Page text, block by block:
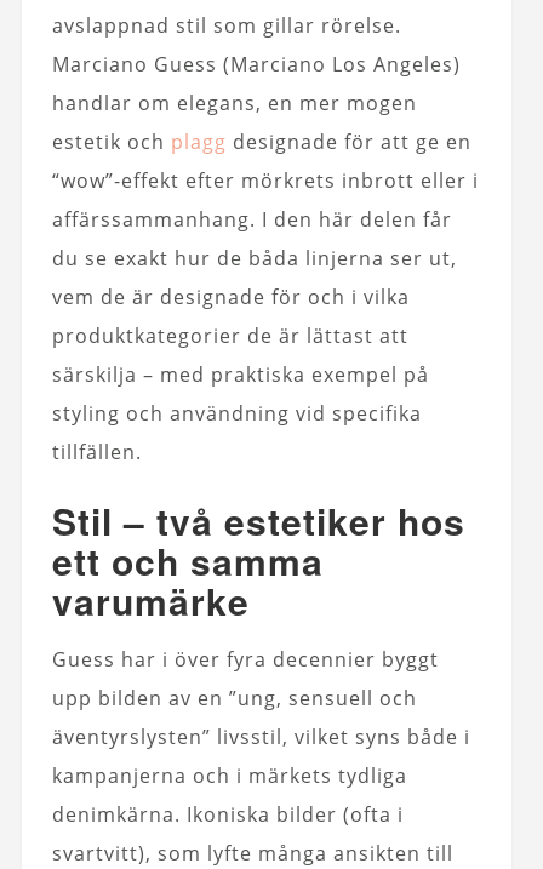
avslappnad stil som gillar rörelse.
Marciano Guess (Marciano Los Angeles)
handlar om elegans, en mer mogen
estetik och plagg designade för att ge en
“wow”-effekt efter mörkrets inbrott eller i
affärssammanhang. I den här delen får
du se exakt hur de båda linjerna ser ut,
vem de är designade för och i vilka
produktkategorier de är lättast att
särskilja – med praktiska exempel på
styling och användning vid specifika
tillfällen.
Stil – två estetiker hos
ett och samma
varumärke
Guess har i över fyra decennier byggt
upp bilden av en ”ung, sensuell och
äventyrslysten” livsstil, vilket syns både i
kampanjerna och i märkets tydliga
denimkärna. Ikoniska bilder (ofta i
svartvitt), som lyfte många ansikten till